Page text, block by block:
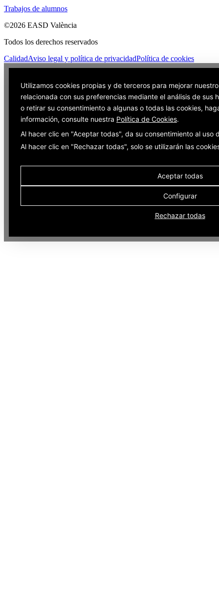
Trabajos de alumnos
©2026 EASD València
Todos los derechos reservados
CalidadAviso legal y política de privacidadPolítica de cookies
Utilizamos cookies propias y de terceros para mejorar
relacionada con sus preferencias mediante el análisis de sus
o retirar su consentimiento a algunas o todas las cookies,
información, consulte nuestra Política de Cookies.
Al hacer clic en "Aceptar todas", da su consentimiento al uso
Al hacer clic en "Rechazar todas", solo se utilizarán las
Aceptar todas
Configurar
Rechazar todas